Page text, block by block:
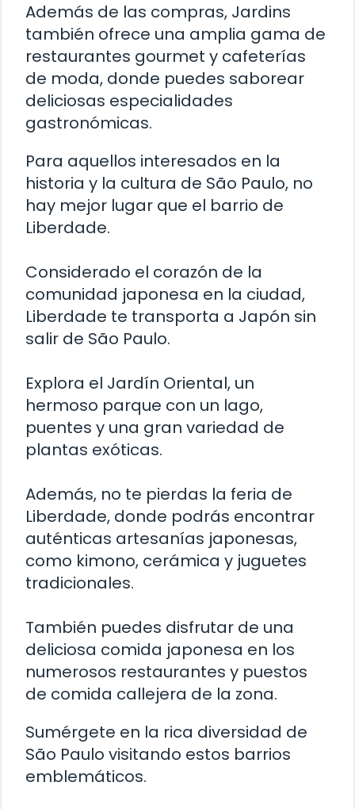
Además de las compras, Jardins
también ofrece una amplia gama de
restaurantes gourmet y cafeterías
de moda, donde puedes saborear
deliciosas especialidades
gastronómicas.
Para aquellos interesados en la
historia y la cultura de São Paulo, no
hay mejor lugar que el barrio de
Liberdade.
Considerado el corazón de la
comunidad japonesa en la ciudad,
Liberdade te transporta a Japón sin
salir de São Paulo.
Explora el Jardín Oriental, un
hermoso parque con un lago,
puentes y una gran variedad de
plantas exóticas.
Además, no te pierdas la feria de
Liberdade, donde podrás encontrar
auténticas artesanías japonesas,
como kimono, cerámica y juguetes
tradicionales.
También puedes disfrutar de una
deliciosa comida japonesa en los
numerosos restaurantes y puestos
de comida callejera de la zona.
Sumérgete en la rica diversidad de
São Paulo visitando estos barrios
emblemáticos.